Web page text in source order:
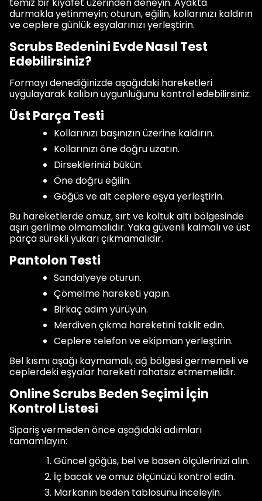
temiz bir kıyafet üzerinden deneyin. Ayakta
durmakla yetinmeyin; oturun, eğilin, kollarınızı kaldırın
ve ceplere günlük eşyalarınızı yerleştirin.
Scrubs Bedenini Evde Nasıl Test
Edebilirsiniz?
Formayı denediğinizde aşağıdaki hareketleri
uygulayarak kalıbın uygunluğunu kontrol edebilirsiniz.
Üst Parça Testi
Kollarınızı başınızın üzerine kaldırın.
Kollarınızı öne doğru uzatın.
Dirseklerinizi bükün.
Öne doğru eğilin.
Göğüs ve alt ceplere eşya yerleştirin.
Bu hareketlerde omuz, sırt ve koltuk altı bölgesinde
aşırı gerilme olmamalıdır. Yaka güvenli kalmalı ve üst
parça sürekli yukarı çıkmamalıdır.
Pantolon Testi
Sandalyeye oturun.
Çömelme hareketi yapın.
Birkaç adım yürüyün.
Merdiven çıkma hareketini taklit edin.
Ceplere telefon ve ekipman yerleştirin.
Bel kısmı aşağı kaymamalı, ağ bölgesi germemeli ve
ceplerdeki eşyalar hareketi rahatsız etmemelidir.
Online Scrubs Beden Seçimi İçin
Kontrol Listesi
Sipariş vermeden önce aşağıdaki adımları
tamamlayın:
Güncel göğüs, bel ve basen ölçülerinizi alın.
İç bacak ve omuz ölçünüzü kontrol edin.
Markanın beden tablosunu inceleyin.